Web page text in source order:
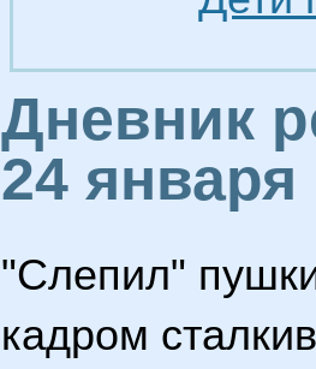
Дневник
24 января
"Слепил"
кадром